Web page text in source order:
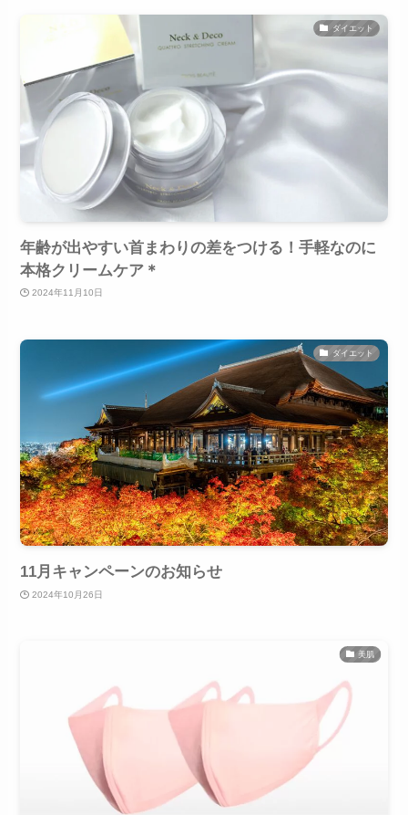
ダイエット
年齢が出やすい首まわりの差をつける！手軽なのに
本格クリームケア＊
2024年11月10日
ダイエット
11月キャンペーンのお知らせ
2024年10月26日
美肌